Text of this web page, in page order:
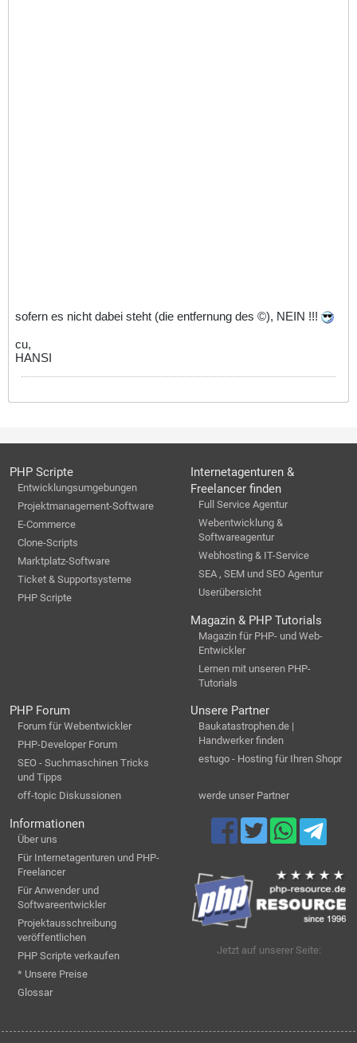
sofern es nicht dabei steht (die entfernung des ©), NEIN !!!
cu,
HANSI
PHP Scripte
Entwicklungsumgebungen
Projektmanagement-Software
E-Commerce
Clone-Scripts
Marktplatz-Software
Ticket & Supportsysteme
PHP Scripte
Internetagenturen &
Freelancer finden
Full Service Agentur
Webentwicklung &
Softwareagentur
Webhosting & IT-Service
SEA , SEM und SEO Agentur
Userübersicht
Magazin & PHP Tutorials
Magazin für PHP- und Web-
Entwickler
Lernen mit unseren PHP-
Tutorials
PHP Forum
Forum für Webentwickler
PHP-Developer Forum
SEO - Suchmaschinen Tricks
und Tipps
off-topic Diskussionen
Unsere Partner
Baukatastrophen.de |
Handwerker finden
estugo - Hosting für Ihren Shopr
werde unser Partner
Informationen
Über uns
Für Internetagenturen und PHP-
Freelancer
Für Anwender und
Softwareentwickler
Projektausschreibung
veröffentlichen
PHP Scripte verkaufen
* Unsere Preise
Glossar
Jetzt auf unserer Seite: